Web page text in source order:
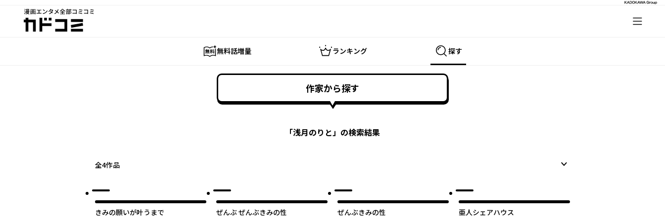
漫画エンタメ全部コミコミ
カドコミ
無料話増量 ランキング 探す
作家から探す
「浅月のりと」の検索結果
全4作品
きみの願いが叶うまで ぜんぶ ぜんぶきみの性 ぜんぶきみの性 亜人シェアハウス